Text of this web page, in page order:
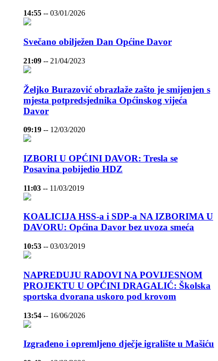
14:55 -- 03/01/2026
Svečano obilježen Dan Općine Davor
21:09 -- 21/04/2023
Željko Burazović obrazlaže zašto je smijenjen s
mjesta potpredsjednika Općinskog vijeća
Davor
09:19 -- 12/03/2020
IZBORI U OPĆINI DAVOR: Tresla se
Posavina pobijedio HDZ
11:03 -- 11/03/2019
KOALICIJA HSS-a i SDP-a NA IZBORIMA U
DAVORU: Općina Davor bez uvoza smeća
10:53 -- 03/03/2019
NAPREDUJU RADOVI NA POVIJESNOM
PROJEKTU U OPĆINI DRAGALIĆ: Školska
sportska dvorana uskoro pod krovom
13:54 -- 16/06/2026
Izgrađeno i opremljeno dječje igralište u Mašiću